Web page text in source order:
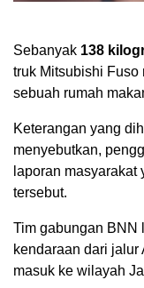
Sebanyak 138
truk Mitsubishi Fuso
sebuah rumah
Keterangan yang
menyebutkan,
laporan
tersebut.
Tim gabungan BNN
kendaraan dari
masuk ke wilayah